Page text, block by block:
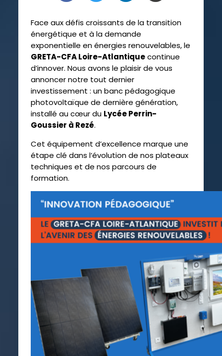
Face aux défis croissants de la transition
énergétique et à la demande
exponentielle en énergies renouvelables, le
GRETA-CFA Loire-Atlantiquecontinue
d’innover. Nous avons le plaisir de vous
annoncer notre tout dernier
investissement : un banc pédagogique
photovoltaïque de dernière génération,
installé au cœur du Lycée Perrin-
Goussier à Rezé.
Cet équipement d’excellence marque une
étape clé dans l’évolution de nos plateaux
techniques et de nos parcours de
formation.